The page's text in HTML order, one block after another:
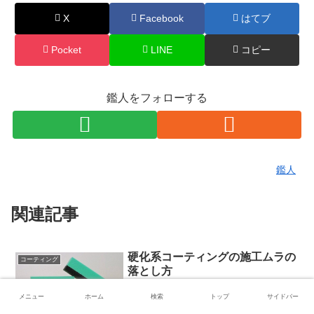
X Facebook はてブ
Pocket LINE コピー
鑑人をフォローする
鑑人
関連記事
コーティング
硬化系コーティングの施工ムラの
落とし方
メニュー ホーム 検索 トップ サイドバー